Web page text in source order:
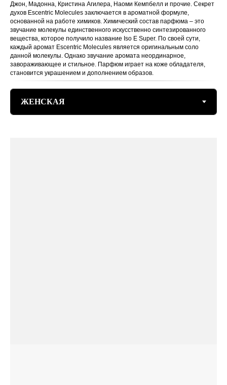
Джон, Мадонна, Кристина Агилера, Наоми Кемпбелл и прочие. Секрет
духов Escentric Molecules заключается в ароматной формуле,
основанной на работе химиков. Химический состав парфюма – это
звучание молекулы единственного искусственно синтезированного
вещества, которое получило название Iso E Super. По своей сути,
каждый аромат Escentric Molecules является оригинальным соло
данной молекулы. Однако звучание аромата неординарное,
завораживающее и стильное. Парфюм играет на коже обладателя,
становится украшением и дополнением образов.